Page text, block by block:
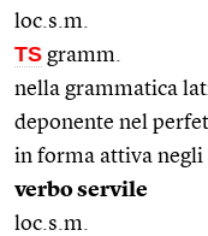
loc.s.m.
TS gramm.
nella grammatica
deponente nel
in forma attiva
verbo servile
loc.s.m.